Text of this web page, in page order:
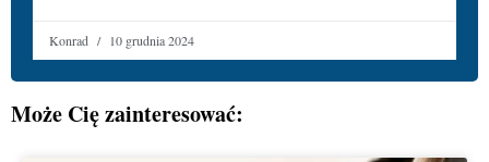
Konrad 10 grudnia 2024
Może Cię zainteresować: